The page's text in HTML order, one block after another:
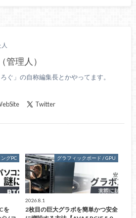
管理人）
ぐ」の自称編集長とかやってます。
Twitter
グPC
を
グラフィックボード / GPU
2026.8.1
2枚目の巨大グラボを簡単かつ安全